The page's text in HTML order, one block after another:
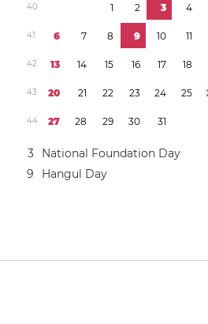
40 1 2 3 4
41 6 7 8 9 10 11
42 13 14 15 16 17 18
43 20 21 22 23 24 25
44 27 28 29 30 31
3
National Foundation Day
9
Hangul Day